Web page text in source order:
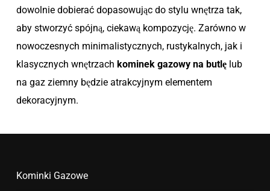
dowolnie dobierać dopasowując do stylu wnętrza tak,
aby stworzyć spójną, ciekawą kompozycję. Zarówno w
nowoczesnych minimalistycznych, rustykalnych, jak i
klasycznych wnętrzach kominek gazowy na butlęlub
na gaz ziemny będzie atrakcyjnym elementem
dekoracyjnym.
Kominki Gazowe